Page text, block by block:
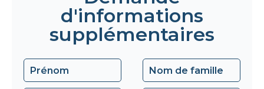
d'informations
supplémentaires